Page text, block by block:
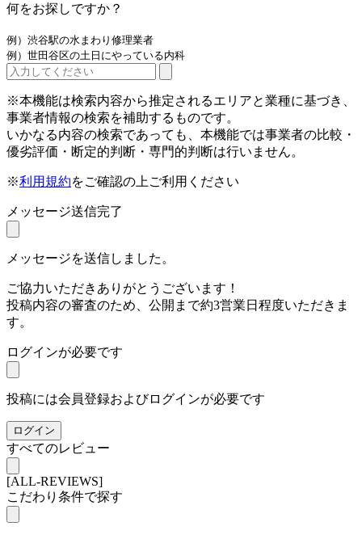
何をお探しですか？
例）渋谷駅の水まわり修理業者
例）世田谷区の土日にやっている内科
※本機能は検索内容から推定されるエリアと業種に基づき、
事業者情報の検索を補助するものです。
いかなる内容の検索であっても、本機能では事業者の比較・
優劣評価・断定的判断・専門的判断は行いません。
※利用規約をご確認の上ご利用ください
メッセージ送信完了
メッセージを送信しました。
ご協力いただきありがとうございます！
投稿内容の審査のため、公開まで約3営業日程度いただきま
す。
ログインが必要です
投稿には会員登録およびログインが必要です
ログイン
すべてのレビュー
[ALL-REVIEWS]
こだわり条件で探す